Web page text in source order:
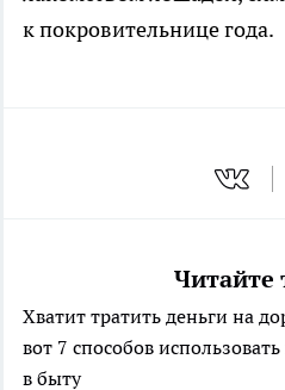
к покровительнице года.
Читайте
Хватит тратить деньги на
вот 7 способов
в быту